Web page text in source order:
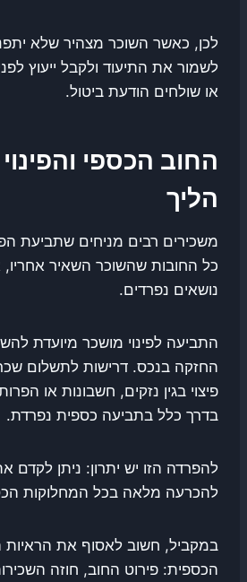
לכן, כאשר השוכר מצהיר שלא
לשמור את התיעוד ולקבל ייעוץ
או שולחים הודעת ביטול.
החוב הכספי
הליך
משכירים רבים מניחים שתביעת
כל החובות שהשוכר השאיר אחריו,
נושאים נפרדים.
התביעה לפינוי מושכר מיועדת
החזקה בנכס. דרישות לתשלום
פיצוי בגין נזקים, חשבונות או
בדרך כלל בתביעה כספית נפרדת.
להפרדה הזו יש יתרון: ניתן לקדם
להכרעה מלאה בכל המחלוקות
במקביל, חשוב לאסוף את הראיות
הכספית: פירוט החוב, חוזה